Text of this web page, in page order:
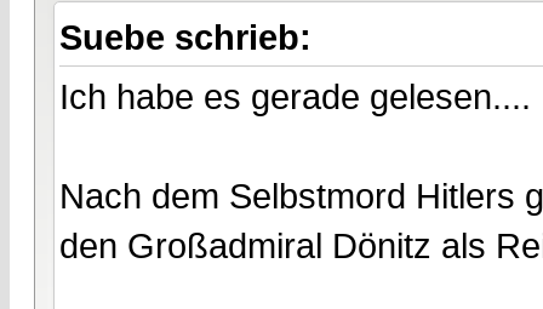
Suebe schrieb:
Ich habe es gerade gelesen....
Nach dem Selbstmord Hitlers
den Großadmiral Dönitz als